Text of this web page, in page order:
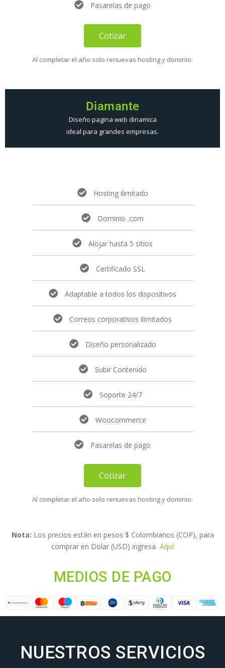
Pasarelas de pago
Cotizar
Al completar el año solo renuevas hosting y dominio.
Diamante
Diseño pagina web dinamica
ideal para grandes empresas.
Hosting ilimitado
Dominio .com
Alojar hasta 5 sitios
Certificado SSL
Adaptable a todos los dispositivos
Correos corporativos ilimitados
Diseño personalizado
Subir Contenido
Soporte 24/7
Woocommerce
Pasarelas de pago
Cotizar
Al completar el año solo renuevas hosting y dominio.
Nota: Los precios están en pesos $ Colombianos (COP), para
comprar en Dolar (USD) ingresa Aquí
MEDIOS DE PAGO
NUESTROS SERVICIOS